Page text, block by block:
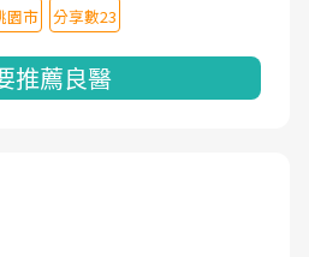
園市 分享數23
推薦良醫